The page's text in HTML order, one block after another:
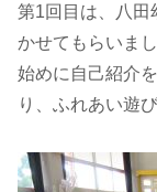
第1回目は、八田
かせてもらいまし
始めに自己紹介
り、ふれあい遊